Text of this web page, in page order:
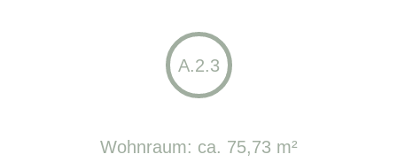
A.2.3
Wohnraum: ca. 75,73 m²